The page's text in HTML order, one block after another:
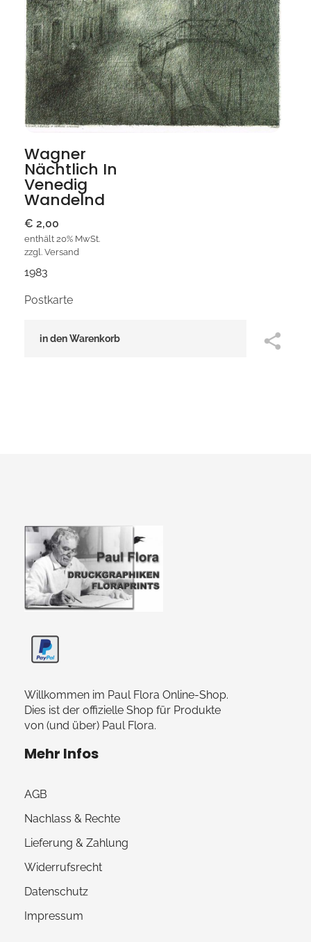
Wagner
Nächtlich In
Venedig
Wandelnd
€ 2,00
enthält 20% MwSt.
zzgl. Versand
1983
Postkarte
in den Warenkorb
Willkommen im Paul Flora Online-Shop.
Dies ist der offizielle Shop für Produkte
von (und über) Paul Flora.
Mehr Infos
AGB
Nachlass & Rechte
Lieferung & Zahlung
Widerrufsrecht
Datenschutz
Impressum